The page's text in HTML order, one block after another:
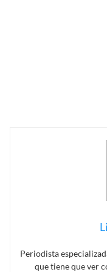
Periodista
que tiene que ver